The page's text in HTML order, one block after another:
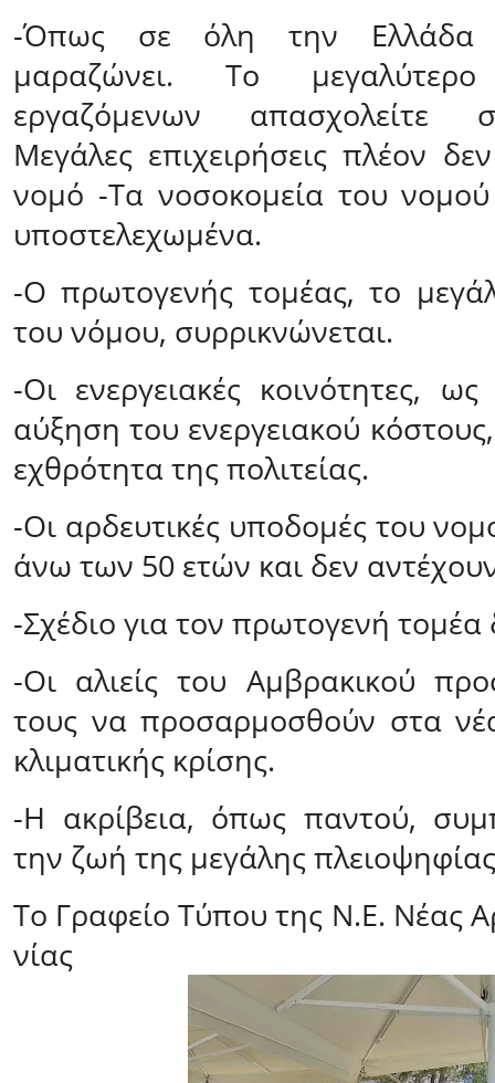
-Όπως σε όλη την Ελλάδα
μαραζώνει. Το
εργαζόμενων απασχολείτε
Μεγάλες επιχειρήσεις πλέον
νομό -Τα νοσοκομεία του νομού
υποστελεχωμένα.
-Ο πρωτογενής τομέας, το
του νόμου, συρρικνώνεται.
-Οι ενεργειακές κοινότητες,
αύξηση του ενεργειακού
εχθρότητα της πολιτείας.
-Οι αρδευτικές υποδομές του
άνω των 50 ετών και δεν
-Σχέδιο για τον πρωτογενή τομέα
-Οι αλιείς του Αμβρακικού
τους να προσαρμοσθούν στα
κλιματικής κρίσης.
-Η ακρίβεια, όπως παντού,
την ζωή της μεγάλης
Το Γραφείο Τύπου της Ν.Ε. Νέας
νίας